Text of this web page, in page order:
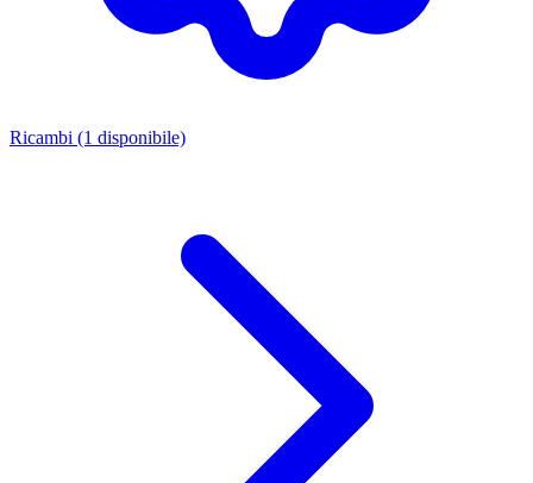
Ricambi (1 disponibile)